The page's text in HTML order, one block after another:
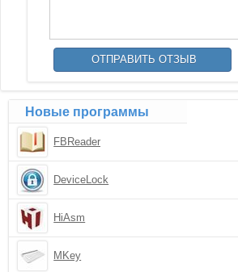
Новые программы
FBReader
DeviceLock
HiAsm
MKey